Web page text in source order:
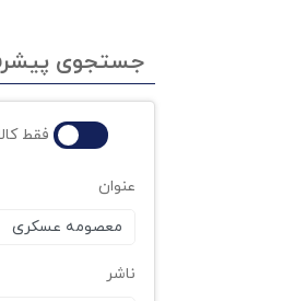
جستجوی
فقط
عنوان
ناشر